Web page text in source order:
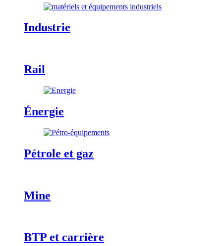
Industrie
Rail
Énergie
Pétrole et gaz
Mine
BTP et carrière